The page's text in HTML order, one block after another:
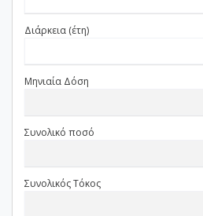
Διάρκεια (έτη)
Μηνιαία Δόση
Συνολικό ποσό
Συνολικός Τόκος